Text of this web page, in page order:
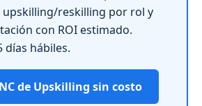
reskilling por rol y
con ROI estimado.
días hábiles.
de Upskilling sin costo